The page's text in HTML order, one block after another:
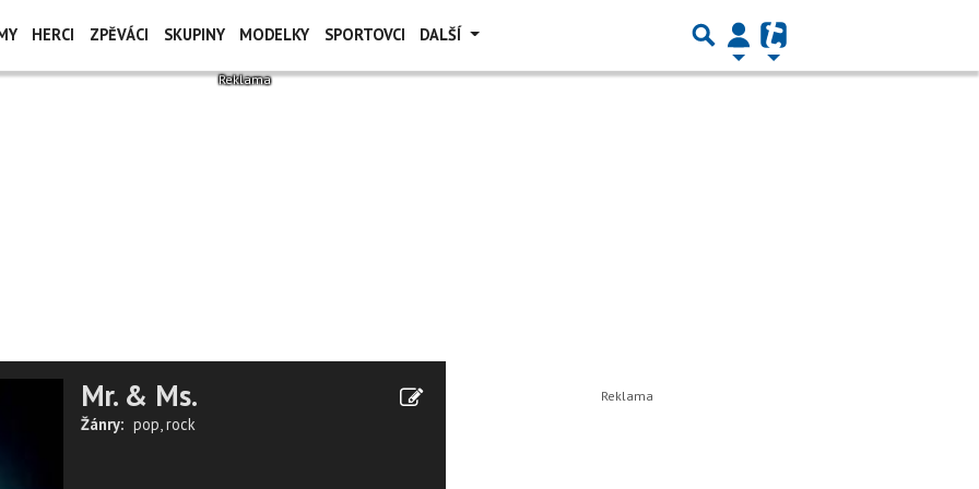
HERCI ZPĚVÁCI SKUPINY MODELKY SPORTOVCI DALŠÍ
Mr. & Ms.
Žánry: pop,rock